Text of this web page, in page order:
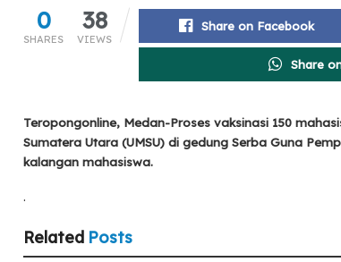
0
SHARES
38
VIEWS
Share on Facebook
Share
Teropongonline, Medan-Proses vaksinasi 150
Sumatera Utara (UMSU) di gedung Serba Guna
kalangan mahasiswa.
.
Related Posts